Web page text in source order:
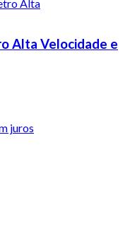
Alta Velocidade e
juros